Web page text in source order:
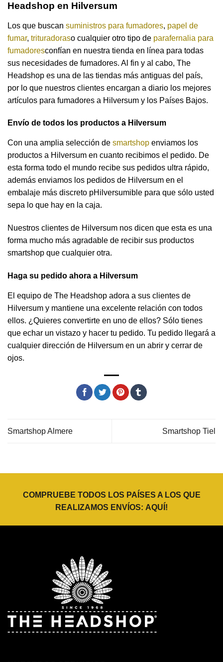
Headshop en Hilversum
Los que buscan suministros para fumadores, papel de
fumar, trituradoraso cualquier otro tipo de parafernalia para
fumadoresconfían en nuestra tienda en línea para todas
sus necesidades de fumadores. Al fin y al cabo, The
Headshop es una de las tiendas más antiguas del país,
por lo que nuestros clientes encargan a diario los mejores
artículos para fumadores a Hilversum y los Países Bajos.
Envío de todos los productos a Hilversum
Con una amplia selección de smartshop enviamos los
productos a Hilversum en cuanto recibimos el pedido. De
esta forma todo el mundo recibe sus pedidos ultra rápido,
además enviamos los pedidos de Hilversum en el
embalaje más discreto pHilversumible para que sólo usted
sepa lo que hay en la caja.
Nuestros clientes de Hilversum nos dicen que esta es una
forma mucho más agradable de recibir sus productos
smartshop que cualquier otra.
Haga su pedido ahora a Hilversum
El equipo de The Headshop adora a sus clientes de
Hilversum y mantiene una excelente relación con todos
ellos. ¿Quieres convertirte en uno de ellos? Sólo tienes
que echar un vistazo y hacer tu pedido. Tu pedido llegará a
cualquier dirección de Hilversum en un abrir y cerrar de
ojos.
Smartshop Almere Smartshop Tiel
COMPRUEBE TODOS LOS PAÍSES A LOS QUE
REALIZAMOS ENVÍOS: AQUÍ !